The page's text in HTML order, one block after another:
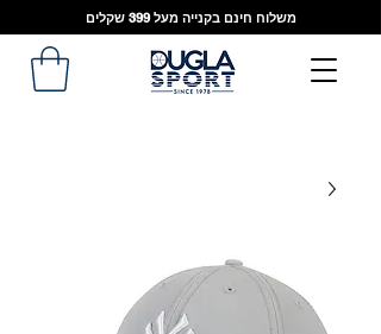
משלוח חינם בקנייה מעל 399 שקלים